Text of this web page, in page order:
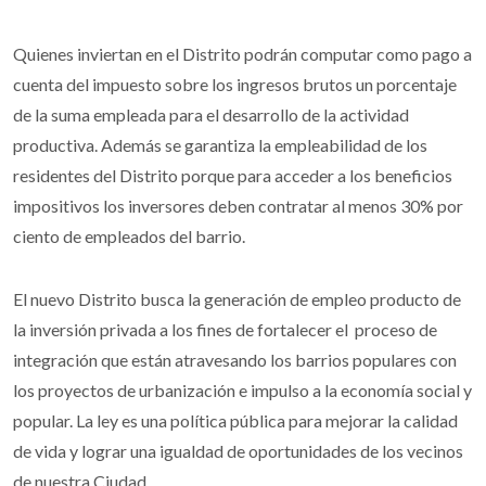
Quienes inviertan en el Distrito podrán computar como pago a
cuenta del impuesto sobre los ingresos brutos un porcentaje
de la suma empleada para el desarrollo de la actividad
productiva. Además se garantiza la empleabilidad de los
residentes del Distrito porque para acceder a los beneficios
impositivos los inversores deben contratar al menos 30% por
ciento de empleados del barrio.
El nuevo Distrito busca la generación de empleo producto de
la inversión privada a los fines de fortalecer el proceso de
integración que están atravesando los barrios populares con
los proyectos de urbanización e impulso a la economía social y
popular. La ley es una política pública para mejorar la calidad
de vida y lograr una igualdad de oportunidades de los vecinos
de nuestra Ciudad.